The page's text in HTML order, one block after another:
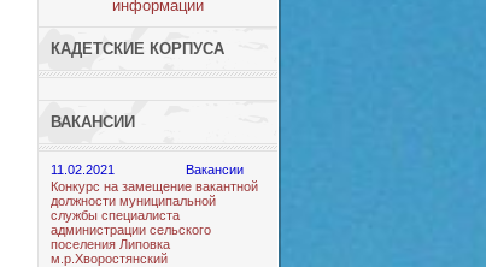
КАДЕТСКИЕ КОРПУСА
ВАКАНСИИ
11.02.2021
Вакансии
Конкурс на замещение вакантной
должности муниципальной
службы специалиста
администрации сельского
поселения Липовка
м.р.Хворостянский